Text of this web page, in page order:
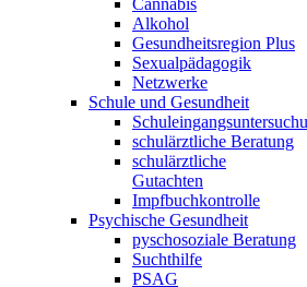
Cannabis
Alkohol
Gesundheitsregion Plus
Sexualpädagogik
Netzwerke
Schule und Gesundheit
schulärztliche Beratung
schulärztliche
Gutachten
Impfbuchkontrolle
Psychische Gesundheit
pyschosoziale Beratung
Suchthilfe
PSAG